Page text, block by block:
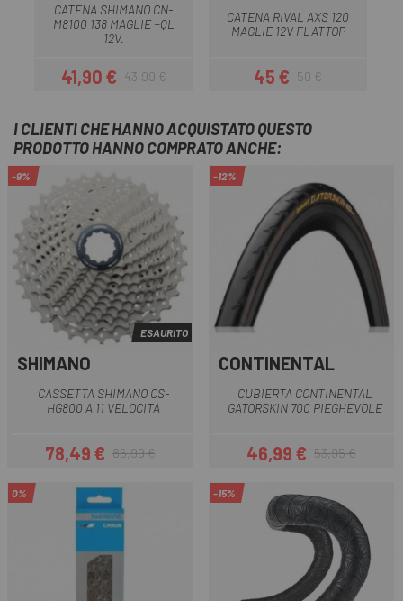
CATENA SHIMANO CN-
M8100 138 MAGLIE +QL
12V.
Prezzo
41,90 €Prezzo base
43,99 €
CATENA RIVAL AXS 120
MAGLIE 12V FLATTOP
Prezzo
45 €Prezzo base
50 €
I CLIENTI CHE HANNO ACQUISTATO QUESTO
PRODOTTO HANNO COMPRATO ANCHE:
-9%
ESAURITO
SHIMANO
CASSETTA SHIMANO CS-
HG800 A 11 VELOCITÀ
Prezzo
78,49 €Prezzo base
86,99 €
-12%
CONTINENTAL
CUBIERTA CONTINENTAL
GATORSKIN 700 PIEGHEVOLE
Prezzo
46,99 €Prezzo base
53,95 €
0% -15%